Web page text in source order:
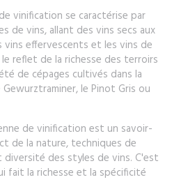
vinification se caractérise par
de vins, allant des vins secs aux
vins effervescents et les vins de
reflet de la richesse des terroirs
de cépages cultivés dans la
le Pinot Gris ou
de vinification est un savoir-
de la nature, techniques de
des styles de vins. C'est
fait la richesse et la spécificité